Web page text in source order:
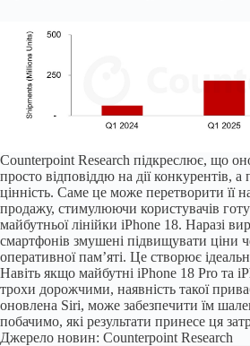
Counterpoint Research підкреслює, що
просто відповіддю на дії конкурентів,
цінність. Саме це може перетворити її
продажу, стимулюючи користувачів
майбутньої лінійки iPhone 18. Наразі
смартфонів змушені підвищувати ціни
оперативної пам’яті. Це створює
Навіть якщо майбутні iPhone 18 Pro та
трохи дорожчими, наявність такої
оновлена Siri, може забезпечити їм
побачимо, які результати принесе ця
Джерело новин: Counterpoint Research